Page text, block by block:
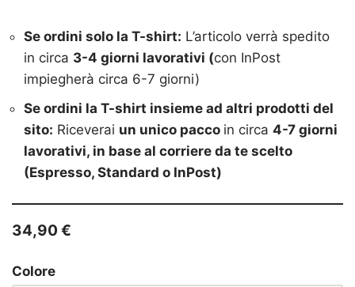
Se ordini solo la T-shirt: L’articolo verrà spedito
in circa 3-4 giorni lavorativi (con InPost
impiegherà circa 6-7 giorni)
Se ordini la T-shirt insieme ad altri prodotti del
sito: Riceverai un unico pacco in circa 4-7 giorni
lavorativi, in base al corriere da te scelto
(Espresso, Standard o InPost)
34,90 €
Colore